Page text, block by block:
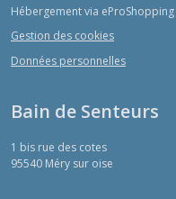
Hébergement via eProShopping
Gestion des cookies
Données personnelles
Bain de Senteurs
1 bis rue des cotes
95540 Méry sur oise